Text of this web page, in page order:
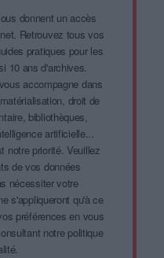
donnent un accès
Retrouvez tous vos
pratiques pour les
10 ans d'archives.
accompagne dans
droit de
bibliothèques,
artificielle...
notre priorité. Veuillez
de vos données
nécessiter votre
s'appliqueront qu'à ce
préférences en vous
notre politique